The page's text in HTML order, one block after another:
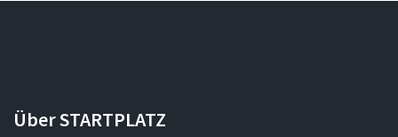
Über STARTPLATZ